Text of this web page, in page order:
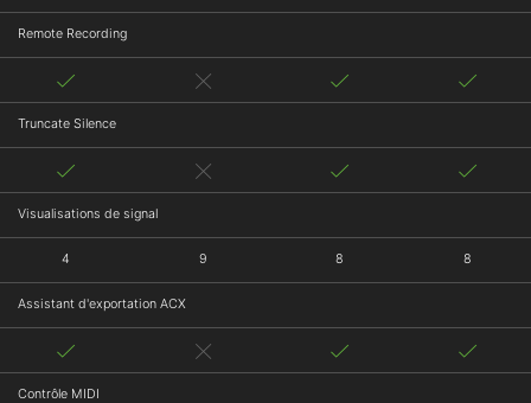
Remote Recording
Truncate Silence
Visualisations de signal
4 9 8 8
Assistant d'exportation ACX
Contrôle MIDI